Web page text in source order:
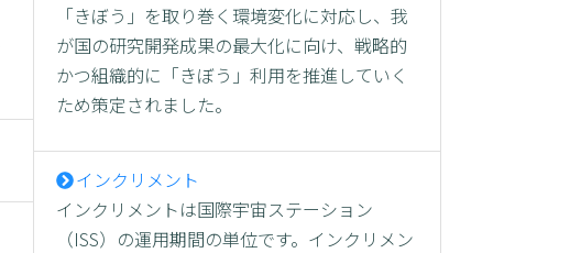
「きぼう」を取り巻く環境変化に対応し、我
が国の研究開発成果の最大化に向け、戦略的
かつ組織的に「きぼう」利用を推進していく
ため策定されました。
インクリメント
インクリメントは国際宇宙ステーション
（ISS）の運用期間の単位です。インクリメン